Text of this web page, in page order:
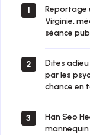
1
Reportage
Virginie,
séance
2
Dites
par les
chance en
3
Han Seo
mannequin